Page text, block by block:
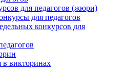
для педагогов (жюри)
для педагогов
конкурсов для
в викторинах